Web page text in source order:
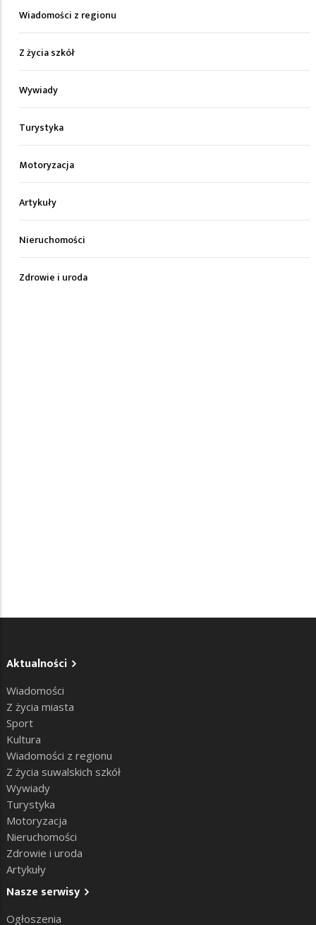
Wiadomości z regionu
Z życia szkół
Wywiady
Turystyka
Motoryzacja
Artykuły
Nieruchomości
Zdrowie i uroda
Aktualności
Wiadomości
Z życia miasta
Sport
Kultura
Wiadomości z regionu
Z życia suwalskich szkół
Wywiady
Turystyka
Motoryzacja
Nieruchomości
Zdrowie i uroda
Artykuły
Nasze serwisy
Ogłoszenia